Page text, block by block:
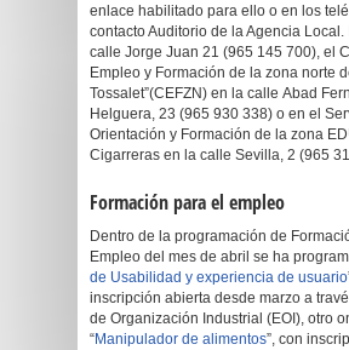
enlace habilitado para ello o en los
contacto Auditorio de la Agencia Local.
calle Jorge Juan 21 (965 145 700), el
Empleo y Formación de la zona norte
Tossalet”(CEFZN) en la calle Abad
Helguera, 23 (965 930 338) o en el
Orientación y Formación de la zona
Cigarreras en la calle Sevilla, 2 (965
Formación para el empleo
Dentro de la programación de
Empleo del mes de abril se ha
de Usabilidad y experiencia de usuario
inscripción abierta desde marzo a
de Organización Industrial (EOI), otro
“Manipulador de alimentos”, con